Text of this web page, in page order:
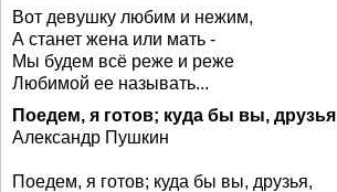
Вот девушку любим и нежим,
А станет жена или мать -
Мы будем всё реже и реже
Любимой ее называть...
Поедем, я готов; куда бы вы, друзья
Александр Пушкин
Поедем, я готов; куда бы вы, друзья,